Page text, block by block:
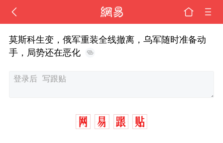
莫斯科生变，俄军重装全线撤离，乌军随时准备动
手，局势还在恶化